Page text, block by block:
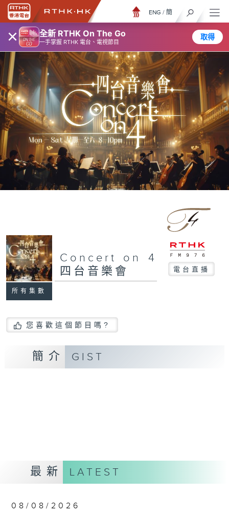
× 全新 RTHK On The Go
一手掌握 RTHK 電台、電視節目
取得
ENG / 簡
所有集數
Concert on 4
四台音樂會
電台直播
您喜歡這個節目嗎?
簡介 GIST
最新 LATEST
08/08/2026